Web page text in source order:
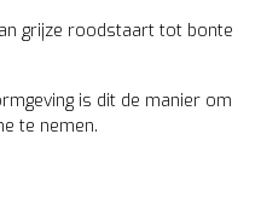
grijze roodstaart tot bonte
is dit de manier om
te nemen.